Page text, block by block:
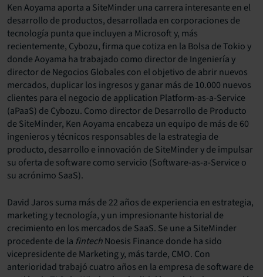
Ken Aoyama aporta a SiteMinder una carrera interesante en el
desarrollo de productos, desarrollada en corporaciones de
tecnología punta que incluyen a Microsoft y, más
recientemente, Cybozu, firma que cotiza en la Bolsa de Tokio y
donde Aoyama ha trabajado como director de Ingeniería y
director de Negocios Globales con el objetivo de abrir nuevos
mercados, duplicar los ingresos y ganar más de 10.000 nuevos
clientes para el negocio de application Platform-as-a-Service
(aPaaS) de Cybozu. Como director de Desarrollo de Producto
de SiteMinder, Ken Aoyama encabeza un equipo de más de 60
ingenieros y técnicos responsables de la estrategia de
producto, desarrollo e innovación de SiteMinder y de impulsar
su oferta de software como servicio (Software-as-a-Service o
su acrónimo SaaS).
David Jaros suma más de 22 años de experiencia en estrategia,
marketing y tecnología, y un impresionante historial de
crecimiento en los mercados de SaaS. Se une a SiteMinder
procedente de la fintechNoesis Finance donde ha sido
vicepresidente de Marketing y, más tarde, CMO. Con
anterioridad trabajó cuatro años en la empresa de software de